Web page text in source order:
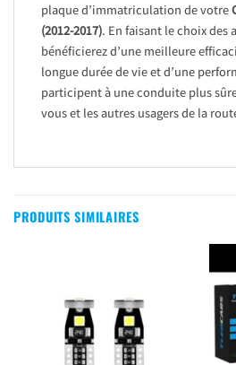
plaque d’immatriculation de votre
(2012-2017). En faisant le choix des
bénéficierez d’une meilleure
longue durée de vie et d’une
participent à une conduite plus
vous et les autres usagers de la
PRODUITS SIMILAIRES